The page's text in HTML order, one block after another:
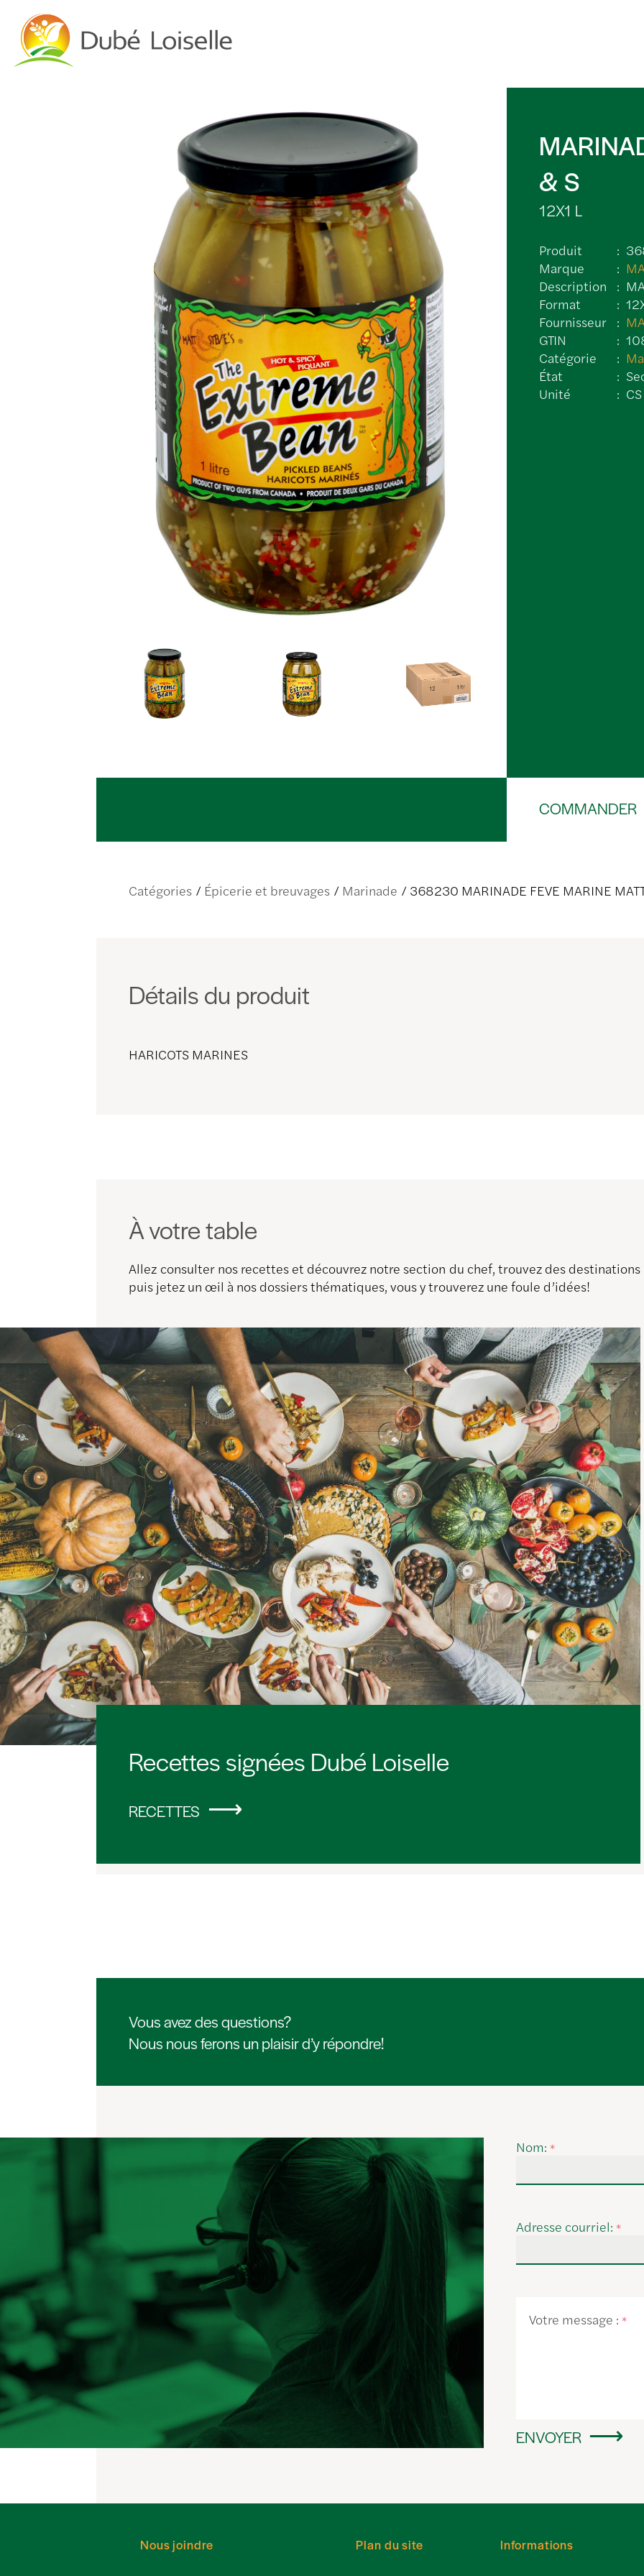
& S
12X1 L
Produit
Marque
Description
Format
Fournisseur
GTIN
Catégorie
État
Unité
CS
COMMANDER
Catégories Épicerie et breuvages Marinade 368230 MARINADE FEVE MARINE
Détails du produit
HARICOTS MARINES
À votre table
Allez consulter nos recettes et découvrez notre section du chef, trouvez des
puis jetez un œil à nos dossiers thématiques, vous y trouverez une foule d’idées!
Recettes signées Dubé Loiselle
RECETTES
Vous avez des questions?
Nous nous ferons un plaisir d’y répondre!
Nom: *
Adresse courriel: *
Votre message : *
ENVOYER
Nous joindre Plan du site Informations